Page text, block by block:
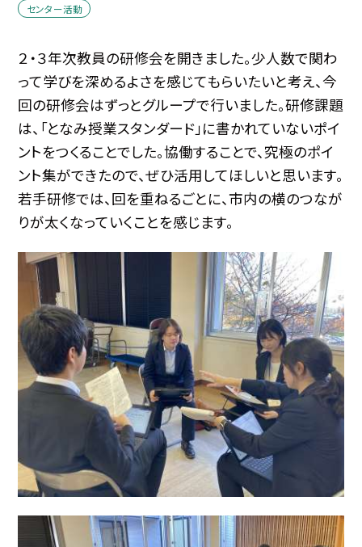
センター活動
２・３年次教員の研修会を開きました。少人数で関わ
って学びを深めるよさを感じてもらいたいと考え、今
回の研修会はずっとグループで行いました。研修課題
は、「となみ授業スタンダード」に書かれていないポイ
ントをつくることでした。協働することで、究極のポイ
ント集ができたので、ぜひ活用してほしいと思います。
若手研修では、回を重ねるごとに、市内の横のつなが
りが太くなっていくことを感じます。